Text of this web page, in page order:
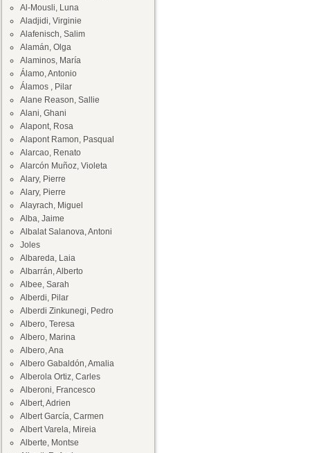
Al-Mousli, Luna
Aladjidi, Virginie
Alafenisch, Salim
Alamán, Olga
Alaminos, María
Álamo, Antonio
Álamos , Pilar
Alane Reason, Sallie
Alani, Ghani
Alapont, Rosa
Alapont Ramon, Pasqual
Alarcao, Renato
Alarcón Muñoz, Violeta
Alary, Pierre
Alary, Pierre
Alayrach, Miguel
Alba, Jaime
Albalat Salanova, Antoni
Joles
Albareda, Laia
Albarrán, Alberto
Albee, Sarah
Alberdi, Pilar
Alberdi Zinkunegi, Pedro
Albero, Teresa
Albero, Marina
Albero, Ana
Albero Gabaldón, Amalia
Alberola Ortiz, Carles
Alberoni, Francesco
Albert, Adrien
Albert García, Carmen
Albert Varela, Mireia
Alberte, Montse